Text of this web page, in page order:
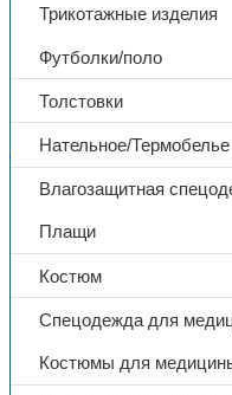
Трикотажные изделия
Футболки/поло
Толстовки
Нательное/Термобелье
Влагозащитная
Плащи
Костюм
Спецодежда для
Костюмы для
Аптечки
Аптечка
чел.
полистирол